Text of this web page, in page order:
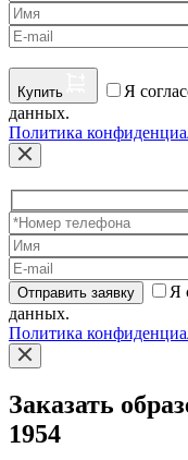
Купить
Я
данных.
Политика
Отправить заявку
Я
данных.
Политика
Заказать
1954